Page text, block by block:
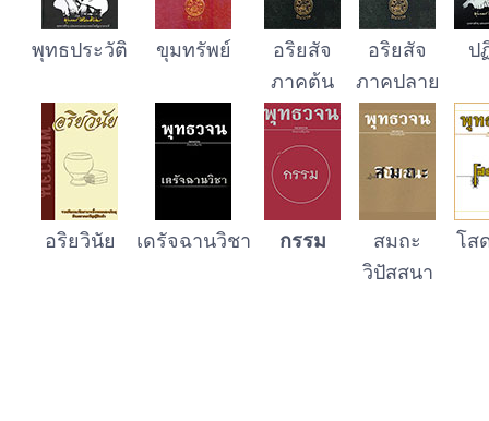
พุทธประวัติ ขุมทรัพย์
อริยสัจ
ภาคต้น
อริยสัจ
ภาคปลาย
ป
อริยวินัย เดรัจฉานวิชา กรรม
สมถะ
วิปัสสนา
โส